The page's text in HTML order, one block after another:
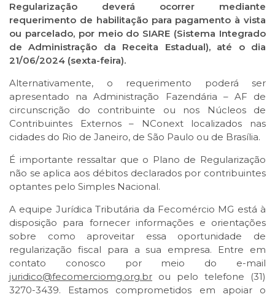
Regularização deverá ocorrer mediante
requerimento de habilitação para pagamento à vista
ou parcelado, por meio do SIARE (Sistema Integrado
de Administração da Receita Estadual), até o dia
21/06/2024 (sexta-feira).
Alternativamente, o requerimento poderá ser
apresentado na Administração Fazendária – AF de
circunscrição do contribuinte ou nos Núcleos de
Contribuintes Externos – NConext localizados nas
cidades do Rio de Janeiro, de São Paulo ou de Brasília.
É importante ressaltar que o Plano de Regularização
não se aplica aos débitos declarados por contribuintes
optantes pelo Simples Nacional.
A equipe Jurídica Tributária da Fecomércio MG está à
disposição para fornecer informações e orientações
sobre como aproveitar essa oportunidade de
regularização fiscal para a sua empresa. Entre em
contato conosco por meio do e-mail
juridico@fecomerciomg.org.br ou pelo telefone (31)
3270-3439. Estamos comprometidos em apoiar o